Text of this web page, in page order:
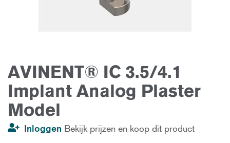
AVINENT® IC 3.5/4.1
Implant Analog Plaster
Model
Inloggen Bekijk prijzen en koop dit product
Ga
naar
begin
van
de
afbeeldingen-